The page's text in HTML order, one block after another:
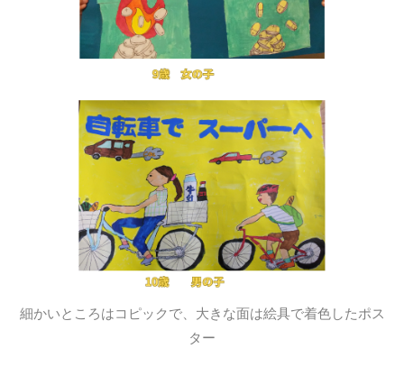
細かいところはコピックで、大きな面は絵具で着色したポス
ター